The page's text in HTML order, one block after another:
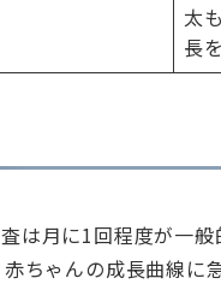
太
長
は月に1回程度が一
ちゃんの成長曲線に